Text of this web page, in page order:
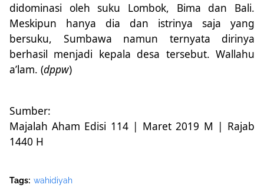
didominasi oleh suku Lombok, Bima dan Bali.
Meskipun hanya dia dan istrinya saja yang
bersuku, Sumbawa namun ternyata dirinya
berhasil menjadi kepala desa tersebut. Wallahu
a’lam. (dppw)
Sumber:
Majalah Aham Edisi 114 | Maret 2019 M | Rajab
1440 H
Tags: wahidiyah